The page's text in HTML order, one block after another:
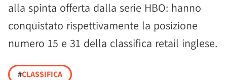
alla spinta offerta dalla serie HBO: hanno
conquistato rispettivamente la posizione
numero 15 e 31 della classifica retail inglese.
#CLASSIFICA